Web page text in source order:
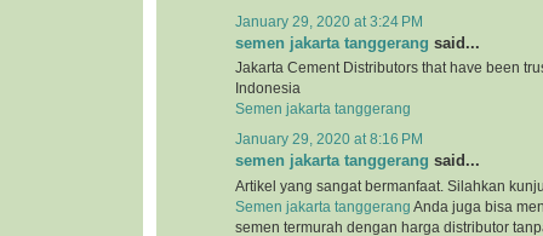
January 29, 2020 at 3:24 PM
semen jakarta tanggerang said...
Jakarta Cement Distributors that have been
Indonesia
Semen jakarta tanggerang
January 29, 2020 at 8:16 PM
semen jakarta tanggerang said...
Artikel yang sangat bermanfaat. Silahkan
Semen jakarta tanggerang Anda juga bisa
semen termurah dengan harga distributor